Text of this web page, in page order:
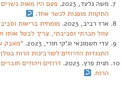
משה גלעד, 2023.
פעם היו מאות
התקוות מופנות לנשר אחד.
ארז רביב, 2023.
מומחית בריאות
עוול חברתי וסביבתי, צריך לבטל אותו
עדי חשמונאי וג’קי חורי, 2023.
“מאבק
התנגדות הדרוזים לטורבינות הרוח
חגית פרץ. 2023.
דרוזים ויהודים
הרוח.